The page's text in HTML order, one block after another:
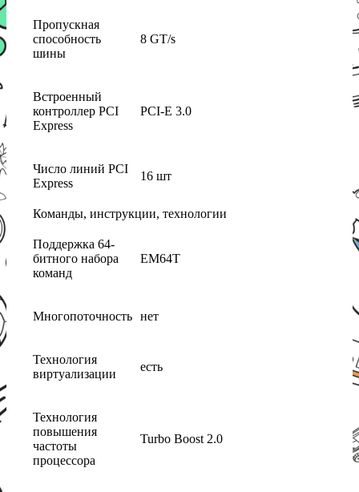
Пропускная
способность
шины
8 GT/s
Встроенный
контроллер PCI
Express
PCI-E 3.0
Число линий PCI
Express
16 шт
Команды, инструкции, технологии
Поддержка 64-
битного набора
команд
EM64T
Многопоточность нет
Технология
виртуализации
есть
Технология
повышения
частоты
процессора
Turbo Boost 2.0